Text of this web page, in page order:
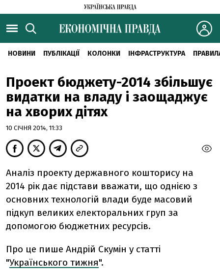
НОВИНИ ПУБЛІКАЦІЇ КОЛОНКИ ІНФРАСТРУКТУРА
Проект бюджету-2014 збільшує
видатки на владу і заощаджує
на хворих дітях
10 СІЧНЯ 2014, 11:33
Аналіз проекту державного кошторису на
2014 рік дає підстави вважати, що однією з
основних технологій влади буде масовий
підкуп великих електоральних груп за
допомогою бюджетних ресурсів.
Про це пише Андрій Скумін у статті
"Українського тижня".